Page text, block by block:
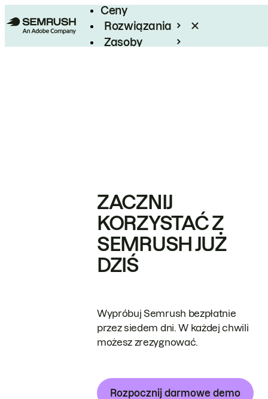
Ceny
Rozwiązania
Zasoby
ZACZNIJ
KORZYSTAĆ Z
SEMRUSH JUŻ
DZIŚ
Wypróbuj Semrush bezpłatnie
przez siedem dni. W każdej chwili
możesz zrezygnować.
Rozpocznij darmowe demo